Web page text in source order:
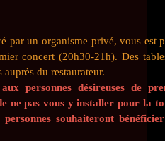
par un organisme privé, vous est
concert (20h30-21h). Des
du restaurateur.
personnes désireuses de
ne pas vous y installer pour la
souhaiteront